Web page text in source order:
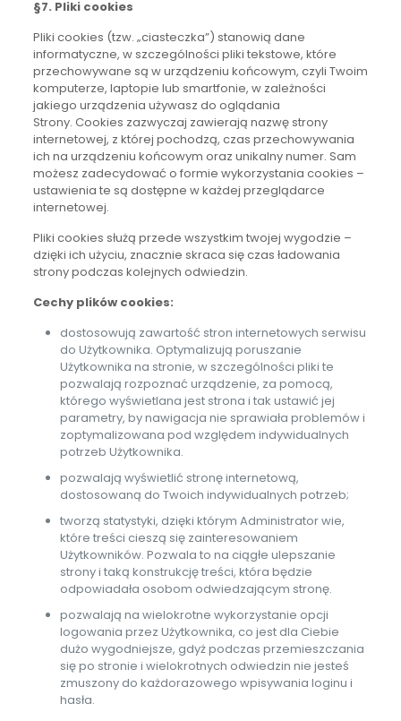
§7. Pliki cookies
Pliki cookies (tzw. „ciasteczka”) stanowią dane
informatyczne, w szczególności pliki tekstowe, które
przechowywane są w urządzeniu końcowym, czyli Twoim
komputerze, laptopie lub smartfonie, w zależności
jakiego urządzenia używasz do oglądania
Strony. Cookies zazwyczaj zawierają nazwę strony
internetowej, z której pochodzą, czas przechowywania
ich na urządzeniu końcowym oraz unikalny numer. Sam
możesz zadecydować o formie wykorzystania cookies –
ustawienia te są dostępne w każdej przeglądarce
internetowej.
Pliki cookies służą przede wszystkim twojej wygodzie –
dzięki ich użyciu, znacznie skraca się czas ładowania
strony podczas kolejnych odwiedzin.
Cechy plików cookies:
dostosowują zawartość stron internetowych serwisu
do Użytkownika. Optymalizują poruszanie
Użytkownika na stronie, w szczególności pliki te
pozwalają rozpoznać urządzenie, za pomocą,
którego wyświetlana jest strona i tak ustawić jej
parametry, by nawigacja nie sprawiała problemów i
zoptymalizowana pod względem indywidualnych
potrzeb Użytkownika.
pozwalają wyświetlić stronę internetową,
dostosowaną do Twoich indywidualnych potrzeb;
tworzą statystyki, dzięki którym Administrator wie,
które treści cieszą się zainteresowaniem
Użytkowników. Pozwala to na ciągłe ulepszanie
strony i taką konstrukcję treści, która będzie
odpowiadała osobom odwiedzającym stronę.
pozwalają na wielokrotne wykorzystanie opcji
logowania przez Użytkownika, co jest dla Ciebie
dużo wygodniejsze, gdyż podczas przemieszczania
się po stronie i wielokrotnych odwiedzin nie jesteś
zmuszony do każdorazowego wpisywania loginu i
hasła.